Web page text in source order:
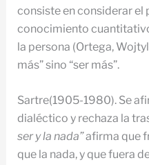
consiste en considerar el
conocimiento
la persona (Ortega,
más” sino “ser más”.
Sartre(1905-1980). Se
dialéctico y rechaza la
ser y la nada”afirma que
que la nada, y que fuera